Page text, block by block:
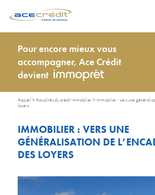
Pour encore mieux vous
accompagner, Ace Crédit
devient
Accueil >Actualités du crédit immobilier> Immobilier : vers une
loyers
IMMOBILIER : VERS UNE
GÉNÉRALISATION DE
DES LOYERS